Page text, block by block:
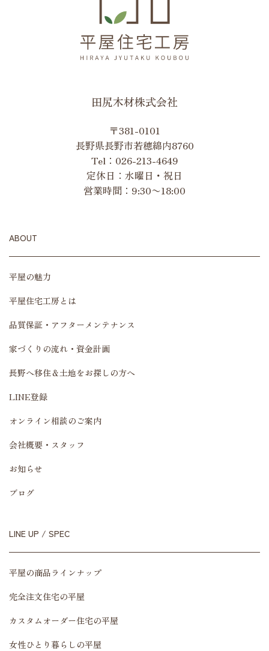
田尻木材株式会社
〒381-0101
長野県長野市若穂綿内8760
Tel： 026-213-4649
定休日：水曜日・祝日
営業時間：9:30〜18:00
ABOUT
平屋の魅力
平屋住宅工房とは
品質保証・アフターメンテナンス
家づくりの流れ・資金計画
長野へ移住＆土地をお探しの方へ
LINE登録
オンライン相談のご案内
会社概要・スタッフ
お知らせ
ブログ
LINE UP / SPEC
平屋の商品ラインナップ
完全注文住宅の平屋
カスタムオーダー住宅の平屋
女性ひとり暮らしの平屋